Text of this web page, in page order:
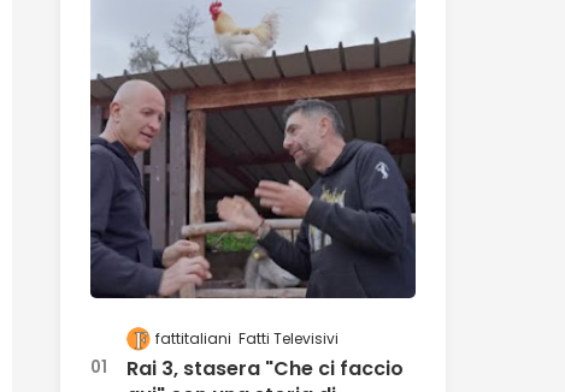
fattitaliani Fatti Televisivi
Rai 3, stasera "Che ci faccio